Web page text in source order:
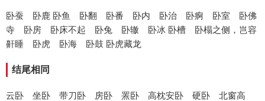
卧蚕 卧鹿 卧鱼 卧翻 卧番 卧内 卧治 卧痾 卧室 卧佛
寺 卧房 卧床不起 卧兔 卧辙 卧冰 卧槽 卧榻之侧，岂容
鼾睡 卧虎 卧海 卧鼓 卧虎藏龙
结尾相同
云卧 坐卧 带刀卧 房卧 罴卧 高枕安卧 硬卧 北窗高